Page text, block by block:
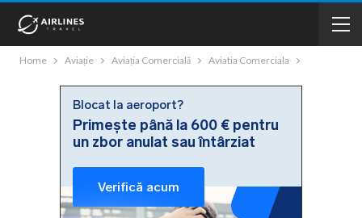
Home Aviație Aviația Comercială Aviatia Comerciala